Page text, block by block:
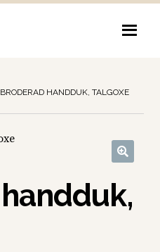
BRODERAD HANDDUK, TALGOXE